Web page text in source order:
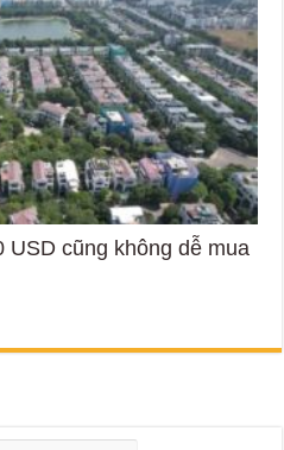
cũng không dễ mua